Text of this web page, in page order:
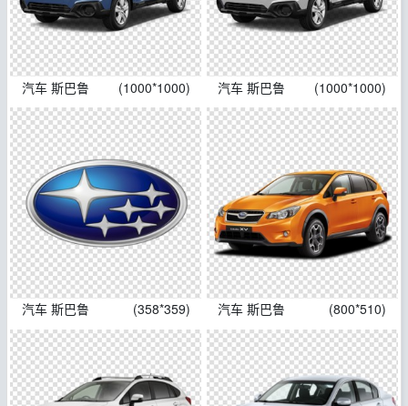
汽车 斯巴鲁 (1000*1000) 汽车 斯巴鲁 (1000*1000)
汽车 斯巴鲁 (358*359) 汽车 斯巴鲁 (800*510)